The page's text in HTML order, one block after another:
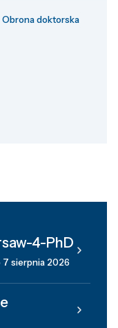
Obrona doktorska
4-PhD
7 sierpnia 2026